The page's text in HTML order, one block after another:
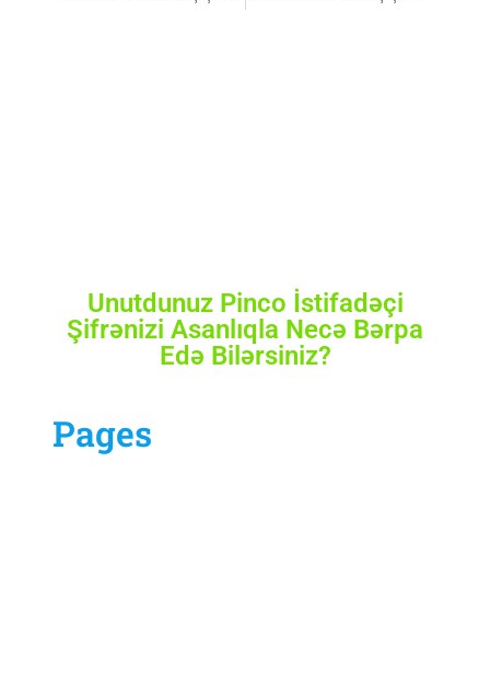
Unutdunuz Pinco İstifadəçi
Şifrənizi Asanlıqla Necə Bərpa
Edə Bilərsiniz?
Pages